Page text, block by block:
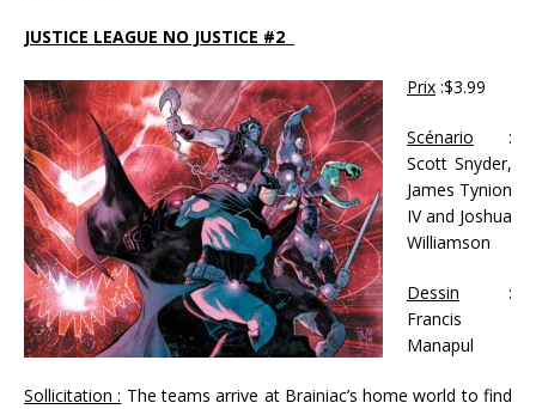
JUSTICE LEAGUE NO JUSTICE #2
Prix :$3.99
Scénario :
Scott Snyder,
James Tynion
IV and Joshua
Williamson
Dessin :
Francis
Manapul
Sollicitation : The teams arrive at Brainiac’s home world to find